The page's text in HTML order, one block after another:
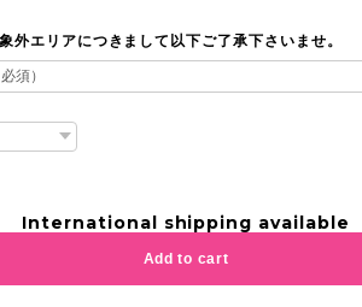
外エリアにつきまして以下ご了承下さいませ。
International shipping available
Add to cart